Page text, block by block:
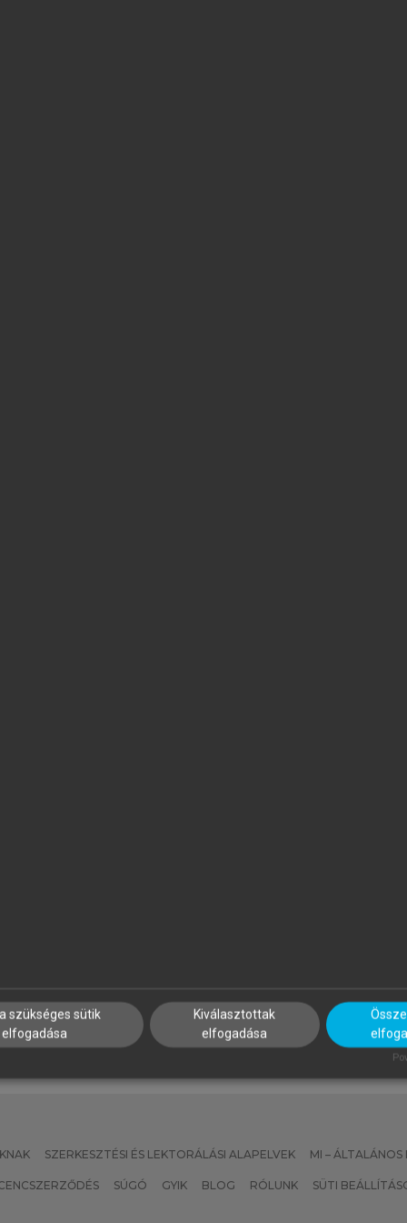
környezet kapcsolatának, általában a környezeti törvények
nyomon követése, ezek gazdasági és szociális
megfigyelések, illetve matematikai modellek segítségével.
kapcsolatának természettudományos tárgyalása.
környezetre vonatkozó ismereteket, valamint az
tartományok kölcsönhatásait, a legfontosabb földi
és oktatását kívánja elősegíteni, de ajánlható minden
alapjai//
SZERKESZTÉSI ÉS LEKTORÁLÁSI ALAPELVEK MI – ÁLTALÁNOS
SÚGÓ GYIK BLOG RÓLUNK SÜTI
szükséges sütik
elfogadása
Kiválasztottak
elfogadása